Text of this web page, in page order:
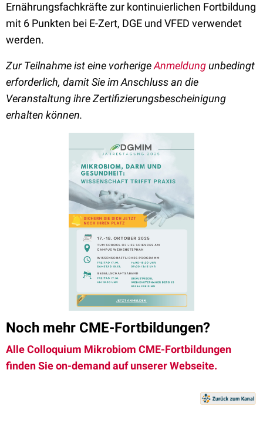
Ernährungsfachkräfte zur kontinuierlichen Fortbildung
mit 6 Punkten bei E-Zert, DGE und VFED verwendet
werden.
Zur Teilnahme ist eine vorherigeAnmeldung unbedingt
erforderlich, damit Sie im Anschluss an die
Veranstaltung ihre Zertifizierungsbescheinigung
erhalten können.
Noch mehr CME-Fortbildungen?
Alle Colloquium Mikrobiom CME-Fortbildungen
finden Sie on-demand auf unserer Webseite.